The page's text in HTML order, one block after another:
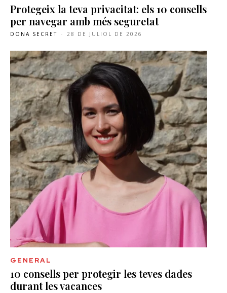
Protegeix la teva privacitat: els 10 consells
per navegar amb més seguretat
DONA SECRET - 28 DE JULIOL DE 2026
GENERAL
10 consells per protegir les teves dades
durant les vacances